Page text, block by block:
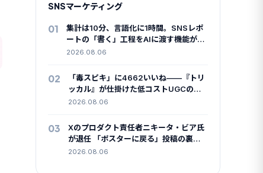
SNSマーケティング
01
集計は10分、言語化に1時間。SNSレポ
ートの「書く」工程をAIに渡す機能が全
調査タイプに広がりました
2026.08.06
02
「毒スピキ」に4662いいね——『トリ
ッカル』が仕掛けた低コストUGCの中
身
2026.08.06
03
Xのプロダクト責任者ニキータ・ビア氏
が退任 「ポスターに戻る」投稿の裏で
何が起きたか
2026.08.06